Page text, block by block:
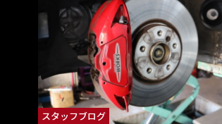
スタッフブログ